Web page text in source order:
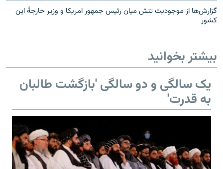
گزارش‌ها از موجودیت تنش میان رئیس جمهور امریکا و وزیر خارجۀ این
کشور
بیشتر بخوانید
یک سالگی و دو سالگی 'بازگشت طالبان
به قدرت'